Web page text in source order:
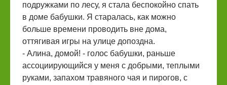
подружками по лесу, я стала беспокойно спать
в доме бабушки. Я старалась, как можно
больше времени проводить вне дома,
оттягивая игры на улице допоздна.
- Алина, домой! - голос бабушки, раньше
ассоциирующийся у меня с добрыми, теплыми
руками, запахом травяного чая и пирогов, с